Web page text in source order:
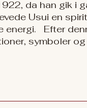
da han gik i
Usui en
energi. Efter
symboler